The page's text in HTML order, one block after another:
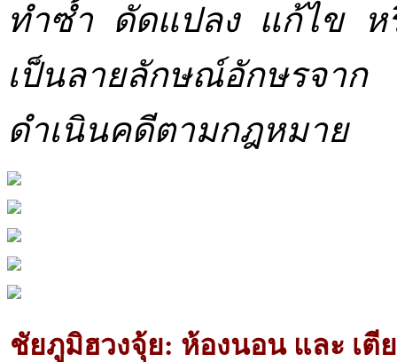
ทำซ้ำ ดัดแปลง แก้ไข ห
เป็นลายลักษณ์อักษรจาก
ดำเนินคดีตามกฎหมาย
ชัยภูมิฮวงจุ้ย: ห้องนอน และ เตี